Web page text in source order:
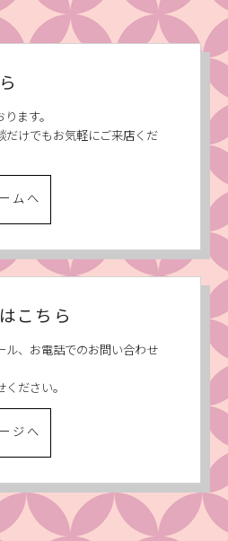
ます。
だけでもお気軽にご来店くだ
ムへ
こちら
ル、お電話でのお問い合わせ
ださい。
ジへ